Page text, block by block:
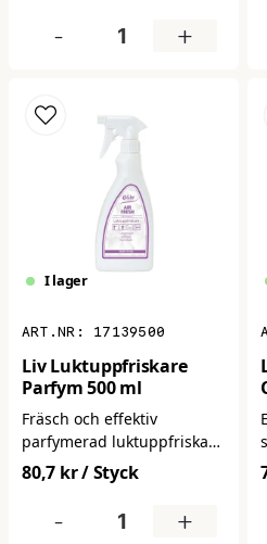
lämpliga för daglig
användning i industri,
- +
I lager
17139500
Liv Luktuppfriskare
Parfym 500 ml
Fräsch och effektiv
parfymerad luktuppfriskare
i sprayform som
neutraliserar obehaglig
lukt och efterlämnar en
långvarig, uppfriskande
80,7 kr/ Styck
- +